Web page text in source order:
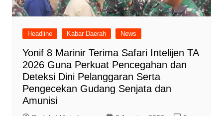
Headline Kabar Daerah News
Yonif 8 Marinir Terima Safari Intelijen TA
2026 Guna Perkuat Pencegahan dan
Deteksi Dini Pelanggaran Serta
Pengecekan Gudang Senjata dan
Amunisi